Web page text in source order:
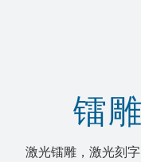
镭
激光镭雕，激光刻